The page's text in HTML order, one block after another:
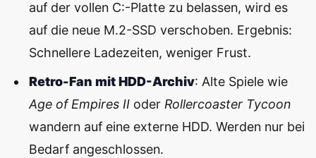
auf der vollen C:-Platte zu belassen, wird es
auf die neue M.2-SSD verschoben. Ergebnis:
Schnellere Ladezeiten, weniger Frust.
Retro-Fan mit HDD-Archiv: Alte Spiele wie
Age of Empires IIoder Rollercoaster Tycoon
wandern auf eine externe HDD. Werden nur bei
Bedarf angeschlossen.